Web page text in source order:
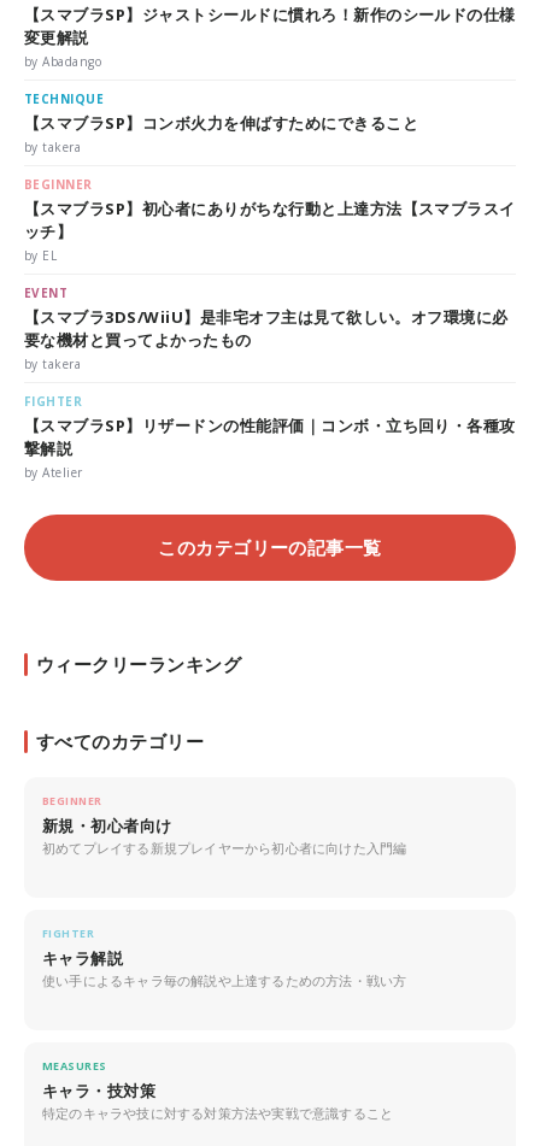
【スマブラSP】ジャストシールドに慣れろ！新作のシールドの仕様
変更解説
by Abadango
TECHNIQUE
【スマブラSP】コンボ火力を伸ばすためにできること
by takera
BEGINNER
【スマブラSP】初心者にありがちな行動と上達方法【スマブラスイ
ッチ】
by EL
EVENT
【スマブラ3DS/WiiU】是非宅オフ主は見て欲しい。オフ環境に必
要な機材と買ってよかったもの
by takera
FIGHTER
【スマブラSP】リザードンの性能評価｜コンボ・立ち回り・各種攻
撃解説
by Atelier
このカテゴリーの記事一覧
ウィークリーランキング
すべてのカテゴリー
BEGINNER
新規・初心者向け
初めてプレイする新規プレイヤーから初心者に向けた入門編
FIGHTER
キャラ解説
使い手によるキャラ毎の解説や上達するための方法・戦い方
MEASURES
キャラ・技対策
特定のキャラや技に対する対策方法や実戦で意識すること